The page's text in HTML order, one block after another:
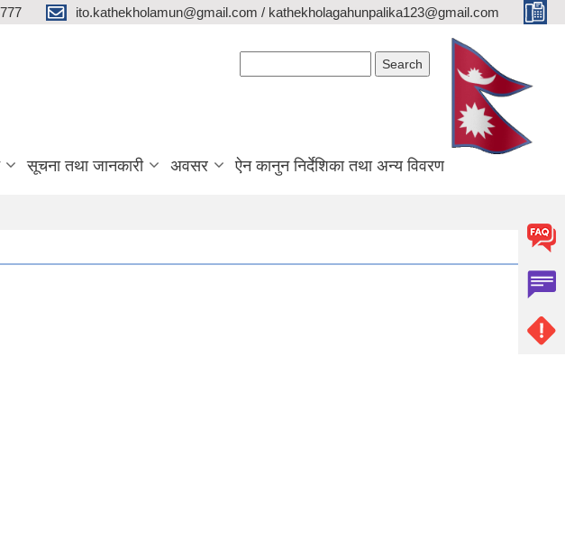
ito.kathekholamun@gmail.com / kathekholagahunpalika123@gmail.com
सूचना तथा जानकारी अवसर ऐन कानुन निर्देशिका तथा अन्य विवरण